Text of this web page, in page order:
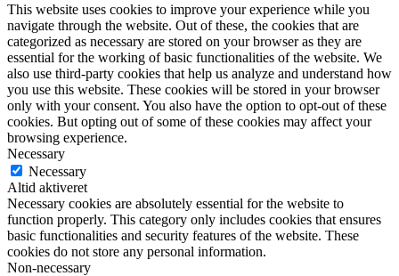
This website uses cookies to improve your experience while you
navigate through the website. Out of these, the cookies that are
categorized as necessary are stored on your browser as they are
essential for the working of basic functionalities of the website. We
also use third-party cookies that help us analyze and understand how
you use this website. These cookies will be stored in your browser
only with your consent. You also have the option to opt-out of these
cookies. But opting out of some of these cookies may affect your
browsing experience.
Necessary
Necessary
Altid aktiveret
Necessary cookies are absolutely essential for the website to
function properly. This category only includes cookies that ensures
basic functionalities and security features of the website. These
cookies do not store any personal information.
Non-necessary